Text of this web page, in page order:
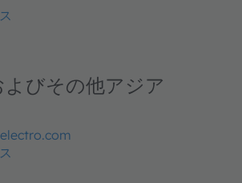
よびその他アジア